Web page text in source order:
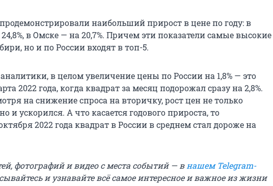
наибольший прирост в цене по году: в
в Омске — на 20,7%. Причем эти показатели самые высокие
но и по России входят в топ-5.
в целом увеличение цены по России на 1,8% — это
2022 года, когда квадрат за месяц подорожал сразу на 2,8%.
на снижение спроса на вторичку, рост цен не только
и ускорился. А что касается годового прироста, то
2022 года квадрат в России в среднем стал дороже на
фотографий и видео с места событий — в нашем Telegram-
и узнавайте всё самое интересное и важное из жизни